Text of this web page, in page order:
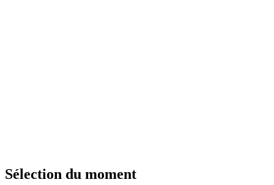
Sélection du moment